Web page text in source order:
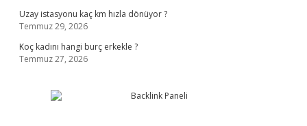
Uzay istasyonu kaç km hızla dönüyor ?
Temmuz 29, 2026
Koç kadını hangi burç erkekle ?
Temmuz 27, 2026